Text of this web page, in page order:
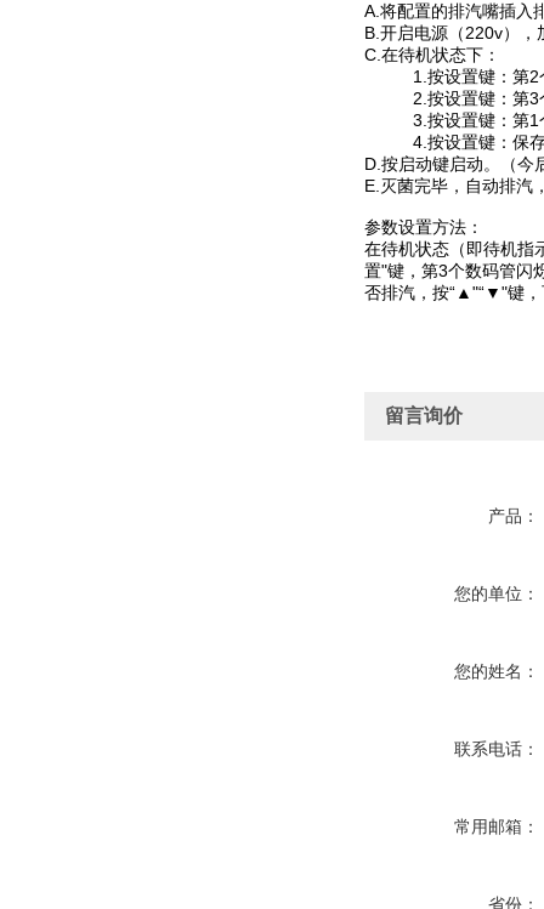
A.将配置的排汽嘴插入
B.开启电源（220v）
C.在待机状态下：
1.按设置键：第2个
2.按设置键：第3个
3.按设置键：第1个
4.按设置键：保存
D.按启动键启动。（今
E.灭菌完毕，自动排汽
参数设置方法：
在待机状态（即待机指
置"键，第3个数码管闪
否排汽，按“▲"“▼"键，
留言询价
产品：
您的单位：
您的姓名：
联系电话：
常用邮箱：
省份：